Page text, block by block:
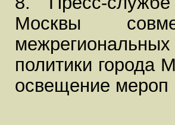
Москвы
политики города
освещение мероп